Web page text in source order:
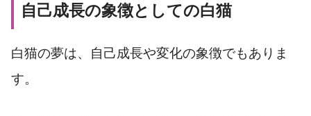
自己成長の象徴としての白猫
白猫の夢は、自己成長や変化の象徴でもありま
す。